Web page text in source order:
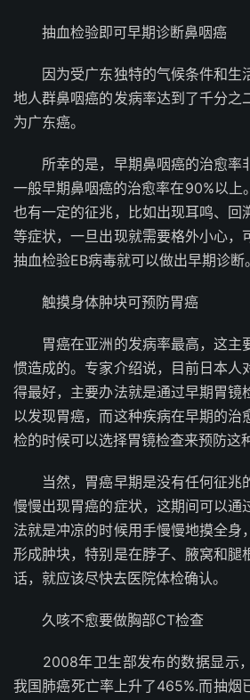
抽血检验即可早期诊断鼻咽癌
因为受广东独特的气候条件和生
地人群鼻咽癌的发病率达到了千分之
为广东癌。
所幸的是，早期鼻咽癌的治愈率非
一般早期鼻咽癌的治愈率在90%以上
也有一定的征兆，比如出现耳鸣、回
等症状，一旦出现就需要格外小心，
抽血检验EB病毒就可以做出早期诊断。
触摸身体肿块可预防胃癌
胃癌在亚洲的发病率最高，这主
惯造成的。专家介绍说，目前日本人
得最好，主要办法就是通过早期胃镜
以发现胃癌，而这种疾病在早期的治
检的时候可以选择胃镜检查来预防这
当然，胃癌早期是没有任何征兆
慢慢出现胃癌的症状，这期间可以通
法就是冲凉的时候用手慢慢地摸全身
形成肿块，特别是在脖子、腋窝和腿
话，就应该尽快去医院体检确认。
久咳不愈要做胸部CT检查
2008年卫生部发布的数据显示，
我国肺癌死亡率上升了465%.而抽烟